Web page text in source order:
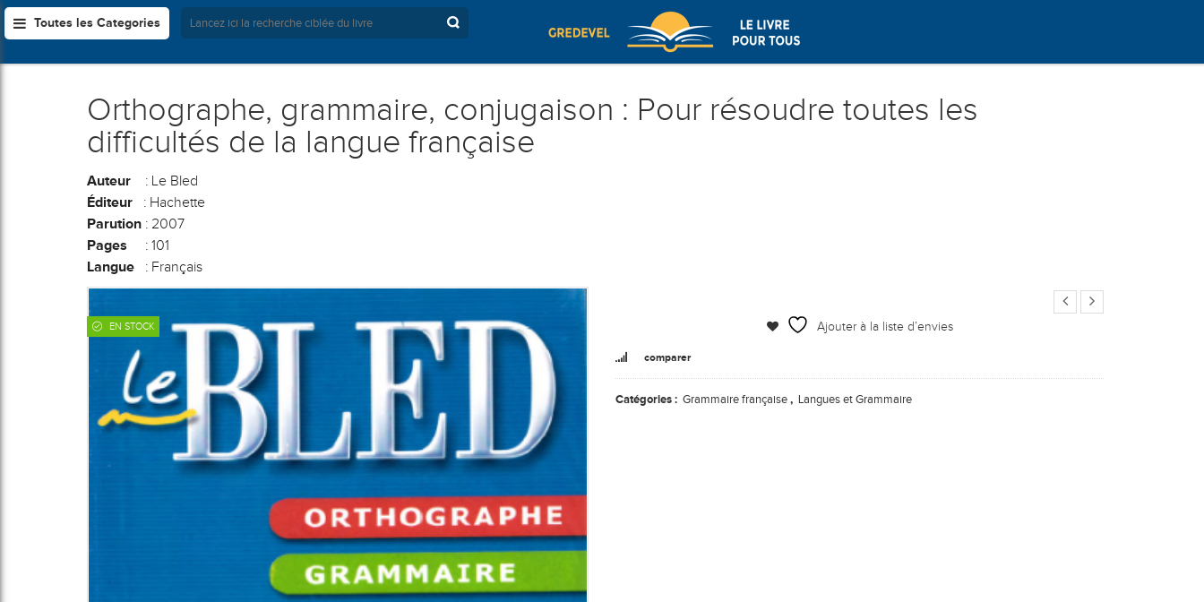
Toutes les Categories
Orthographe, grammaire, conjugaison : Pour résoudre toutes les
difficultés de la langue française
Auteur : Le Bled
Éditeur : Hachette
Parution : 2007
Pages : 101
Langue : Français
EN STOCK Ajouter à la liste d’envies
comparer
Catégories : Grammaire française , Langues et Grammaire